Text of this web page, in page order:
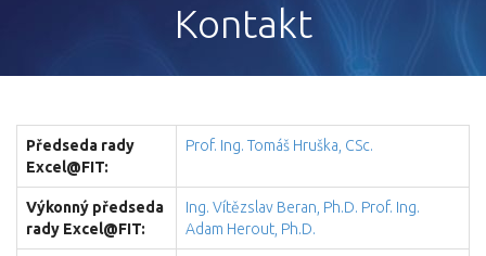
Kontakt
Předseda rady
Excel@FIT:
Prof. Ing. Tomáš Hruška, CSc.
Výkonný předseda
rady Excel@FIT:
Ing. Vítězslav Beran, Ph.D. Prof. Ing.
Adam Herout, Ph.D.